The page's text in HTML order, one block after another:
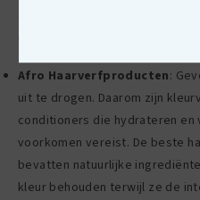
Afro Haarverfproducten:
uit te drogen. Daarom zijn
conditioners die hydrateren en
voorkomen vereist. De beste
bevatten natuurlijke
kleur behouden terwijl ze de